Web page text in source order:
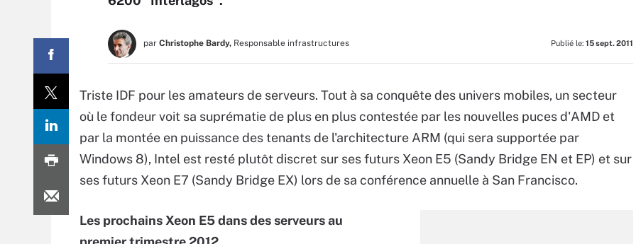
par Christophe Bardy, Responsable infrastructures Publié le: 15 sept. 2011
Triste IDF pour les amateurs de serveurs. Tout à sa conquête des univers mobiles, un secteur
où le fondeur voit sa suprématie de plus en plus contestée par les nouvelles puces d'AMD et
par la montée en puissance des tenants de l'architecture ARM (qui sera supportée par
Windows 8), Intel est resté plutôt discret sur ses futurs Xeon E5 (Sandy Bridge EN et EP) et sur
ses futurs Xeon E7 (Sandy Bridge EX) lors de sa conférence annuelle à San Francisco.
Les prochains Xeon E5 dans des serveurs au